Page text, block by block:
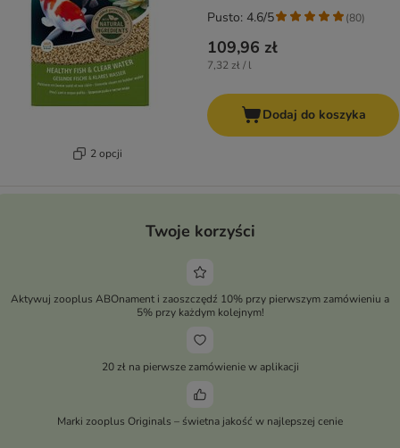
2 opcji
109,96 zł
7,32 zł / l
Pusto: 4.6/5 (80)
Dodaj do koszyka
Twoje korzyści
Aktywuj zooplus ABOnament i zaoszczędź 10% przy pierwszym zamówieniu a
5% przy każdym kolejnym!
20 zł na pierwsze zamówienie w aplikacji
Marki zooplus Originals – świetna jakość w najlepszej cenie